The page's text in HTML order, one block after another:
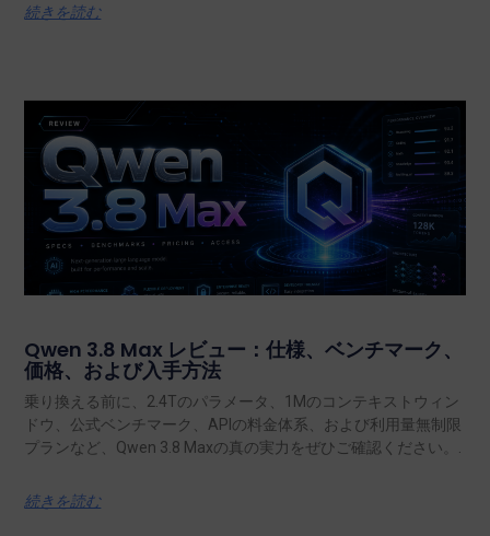
続きを読む
Qwen 3.8 Max レビュー：仕様、ベンチマーク、
価格、および入手方法
乗り換える前に、2.4Tのパラメータ、1Mのコンテキストウィン
ドウ、公式ベンチマーク、APIの料金体系、および利用量無制限
プランなど、Qwen 3.8 Maxの真の実力をぜひご確認ください。.
続きを読む